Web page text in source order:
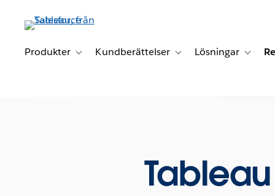
vidare
huvudinnehållet
Produkter Toggle sub-navigation for Produkter
Kundberättelser Toggle sub-navigation for
Lösningar Toggle